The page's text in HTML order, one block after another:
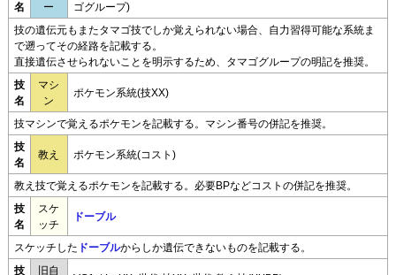
名
ー
ゴグループ)
技の遺伝元もまたタマゴ技でしか覚えられない場合、自力習得可能な系統ま
で遡ってその経路を記載する。
直接遺伝させられないことを明示するため、タマゴグループの明記を推奨。
技
名
マシ
ン
ポケモン系統(技XX)
技マシンで覚えるポケモンを記載する。マシン番号の併記を推奨。
技
名
教え ポケモン系統(コスト)
教え技で覚えるポケモンを記載する。必要BPなどコストの併記を推奨。
技
名
スケ
ッチ
ドーブル
スケッチした ドーブルからしか遺伝できないものを記載する。
技
旧自